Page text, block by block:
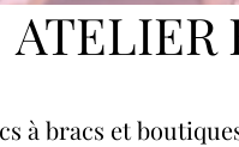
ATELIER
à bracs et